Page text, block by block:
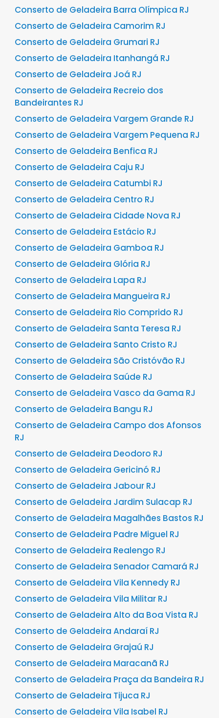
Conserto de Geladeira Barra Olímpica RJ
Conserto de Geladeira Camorim RJ
Conserto de Geladeira Grumari RJ
Conserto de Geladeira Itanhangá RJ
Conserto de Geladeira Joá RJ
Conserto de Geladeira Recreio dos
Bandeirantes RJ
Conserto de Geladeira Vargem Grande RJ
Conserto de Geladeira Vargem Pequena RJ
Conserto de Geladeira Benfica RJ
Conserto de Geladeira Caju RJ
Conserto de Geladeira Catumbi RJ
Conserto de Geladeira Centro RJ
Conserto de Geladeira Cidade Nova RJ
Conserto de Geladeira Estácio RJ
Conserto de Geladeira Gamboa RJ
Conserto de Geladeira Glória RJ
Conserto de Geladeira Lapa RJ
Conserto de Geladeira Mangueira RJ
Conserto de Geladeira Rio Comprido RJ
Conserto de Geladeira Santa Teresa RJ
Conserto de Geladeira Santo Cristo RJ
Conserto de Geladeira São Cristóvão RJ
Conserto de Geladeira Saúde RJ
Conserto de Geladeira Vasco da Gama RJ
Conserto de Geladeira Bangu RJ
Conserto de Geladeira Campo dos Afonsos
RJ
Conserto de Geladeira Deodoro RJ
Conserto de Geladeira Gericinó RJ
Conserto de Geladeira Jabour RJ
Conserto de Geladeira Jardim Sulacap RJ
Conserto de Geladeira Magalhães Bastos RJ
Conserto de Geladeira Padre Miguel RJ
Conserto de Geladeira Realengo RJ
Conserto de Geladeira Senador Camará RJ
Conserto de Geladeira Vila Kennedy RJ
Conserto de Geladeira Vila Militar RJ
Conserto de Geladeira Alto da Boa Vista RJ
Conserto de Geladeira Andaraí RJ
Conserto de Geladeira Grajaú RJ
Conserto de Geladeira Maracanã RJ
Conserto de Geladeira Praça da Bandeira RJ
Conserto de Geladeira Tijuca RJ
Conserto de Geladeira Vila Isabel RJ